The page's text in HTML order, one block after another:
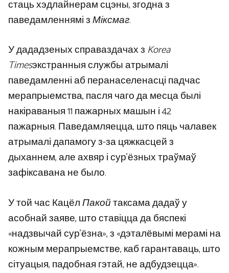
стаць хэдлайнерам сцэны, згодна з
паведамленнямі зМіксмаг.
У дададзеных справаздачах з Korea
Timesэкстранныя службы атрымалі
паведамленні аб перанаселенасці падчас
мерапрыемства, пасля чаго да месца былі
накіраваныя 11 пажарных машын і 42
пажарныя. Паведамляецца, што пяць чалавек
атрымалі дапамогу з-за цяжкасцей з
дыханнем, але ахвяр і сур’ёзных траўмаў
зафіксавана не было.
У той час КацёлПакойтаксама дадаў у
асобнай заяве, што ставіцца да бяспекі
«надзвычай сур’ёзна», з «дэталёвымі мерамі на
кожным мерапрыемстве, каб гарантаваць, што
сітуацыя, падобная гэтай, не адбудзецца».